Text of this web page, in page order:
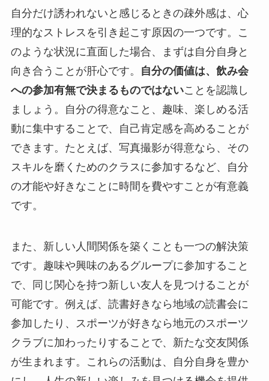
自分だけ誘われないと感じるときの疎外感は、心
理的なストレスを引き起こす原因の一つです。こ
のような状況に直面した場合、まずは自分自身と
向き合うことが肝心です。
自分の価値は、飲み会
への参加有無で決まるものではないことを認識し
ましょう。自分の得意なこと、趣味、楽しめる活
動に集中することで、自己肯定感を高めることが
できます。たとえば、写真撮影が得意なら、その
スキルを磨くためのクラスに参加するなど、自分
の才能や好きなことに時間を費やすことが有意義
です。
また、新しい人間関係を築くことも一つの解決策
です。趣味や興味のあるグループに参加すること
で、同じ関心を持つ新しい友人を見つけることが
可能です。例えば、読書好きなら地域の読書会に
参加したり、スポーツが好きなら地元のスポーツ
クラブに加わったりすることで、新たな交友関係
が生まれます。これらの活動は、自分自身を豊か